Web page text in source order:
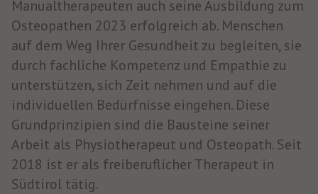
Manualtherapeuten auch seine Ausbildung zum
Osteopathen 2023 erfolgreich ab. Menschen
auf dem Weg Ihrer Gesundheit zu begleiten, sie
durch fachliche Kompetenz und Empathie zu
unterstützen, sich Zeit nehmen und auf die
individuellen Bedürfnisse eingehen. Diese
Grundprinzipien sind die Bausteine seiner
Arbeit als Physiotherapeut und Osteopath. Seit
2018 ist er als freiberuflicher Therapeut in
Südtirol tätig.